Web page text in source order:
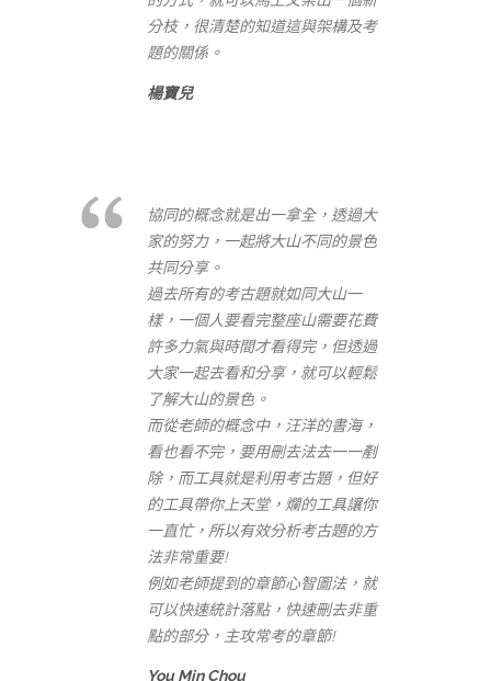
分枝，很清楚的知道這與架構及考
題的關係。
楊寶兒
協同的概念就是出一拿全，透過大
家的努力，一起將大山不同的景色
共同分享。
過去所有的考古題就如同大山一
樣，一個人要看完整座山需要花費
許多力氣與時間才看得完，但透過
大家一起去看和分享，就可以輕鬆
了解大山的景色。
而從老師的概念中，汪洋的書海，
看也看不完，要用刪去法去一一剷
除，而工具就是利用考古題，但好
的工具帶你上天堂，爛的工具讓你
一直忙，所以有效分析考古題的方
法非常重要!
例如老師提到的章節心智圖法，就
可以快速統計落點，快速刪去非重
點的部分，主攻常考的章節!
You Min Chou